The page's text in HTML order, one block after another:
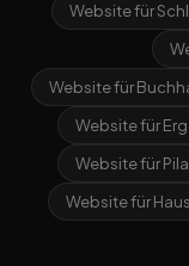
Website für
Website für
Website für
Website für
Website für